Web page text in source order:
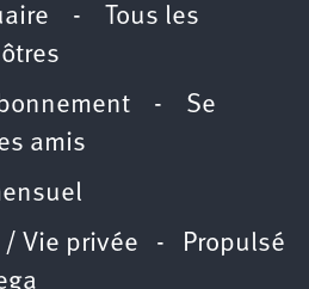
-
Tous les
- Se
amis
Vie privée - Propulsé